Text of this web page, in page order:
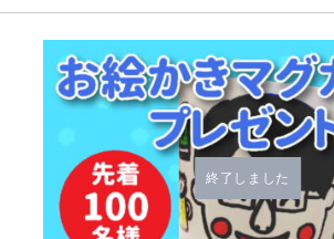
終了しました